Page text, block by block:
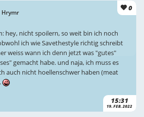
Hrymr
0
15:31
19. FEB. 2022
hey, nicht spoilern, so weit bin ich noch
ich wie Savethestyle richtig schreibt
weiss wann ich denn jetzt was "gutes"
gemacht habe. und naja, ich muss es
auch nicht hoellenschwer haben (meat